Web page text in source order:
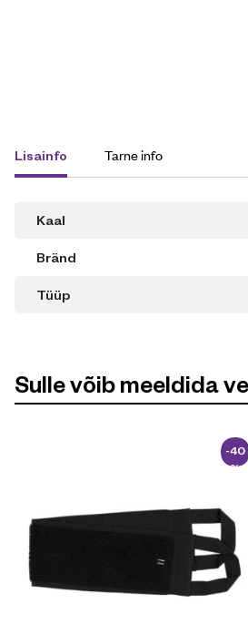
Lisainfo Tarne info
Kaal
Bränd
Tüüp
Sulle võib meeldida
-40
%